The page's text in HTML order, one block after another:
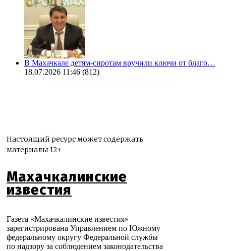
В Махачкале детям-сиротам вручили ключи от благо…
18.07.2026 11:46 (812)
Настоящий ресурс может содержать
материалы 12+
Махачкалинские
известия
Газета «Махачкалинские известия»
зарегистрирована Управлением по Южному
федеральному округу Федеральной службы
по надзору за соблюдением законодательства